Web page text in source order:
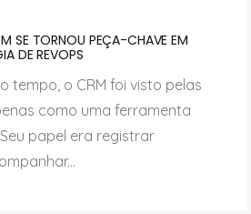
SE TORNOU PEÇA-CHAVE EM
DE REVOPS
tempo, o CRM foi visto pelas
como uma ferramenta
papel era registrar